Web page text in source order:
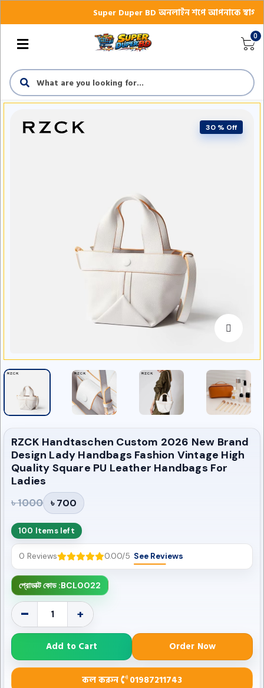
Super Duper BD অনলাইন শপে আপনাকে স্বাগতম ||
0
30 % Off
RZCK Handtaschen Custom 2026 New Brand
Design Lady Handbags Fashion Vintage High
Quality Square PU Leather Handbags For
Ladies
৳ 1000 ৳ 700
100 Items left
0 Reviews 0.00/5 See Reviews
প্রোডাক্ট কোড :BCL0022
- +
Add to Cart Order Now
কল করুন 01987211743